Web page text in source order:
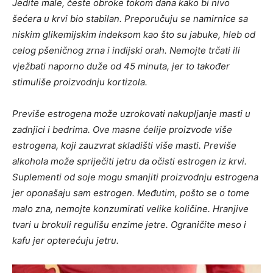
Jedite male, česte obroke tokom dana kako bi nivo
šećera u krvi bio stabilan. Preporučuju se namirnice sa
niskim glikemijskim indeksom kao što su jabuke, hleb od
celog pšeničnog zrna i indijski orah. Nemojte trčati ili
vježbati naporno duže od 45 minuta, jer to također
stimuliše proizvodnju kortizola.
Previše estrogena može uzrokovati nakupljanje masti u
zadnjici i bedrima. Ove masne ćelije proizvode više
estrogena, koji zauzvrat skladišti više masti. Previše
alkohola može spriječiti jetru da očisti estrogen iz krvi.
Suplementi od soje mogu smanjiti proizvodnju estrogena
jer oponašaju sam estrogen. Međutim, pošto se o tome
malo zna, nemojte konzumirati velike količine. Hranjive
tvari u brokuli regulišu enzime jetre. Ograničite meso i
kafu jer opterećuju jetru.